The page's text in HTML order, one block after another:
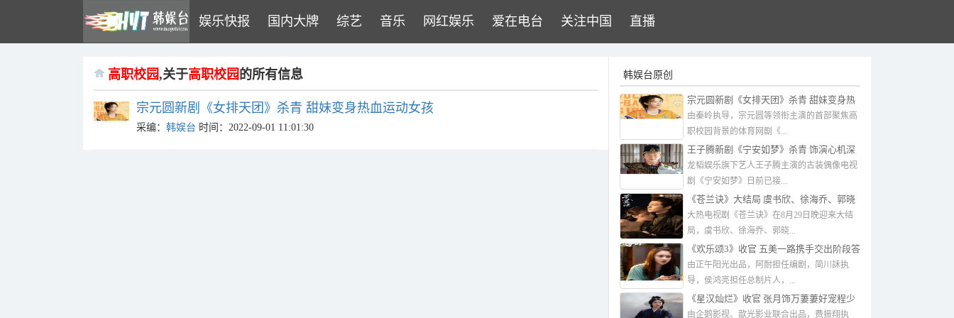
娱乐快报 国内大牌 综艺 音乐 网红娱乐 爱在电台 关注中国 直播
高职校园,关于高职校园 的所有信息
宗元圆新剧《女排天团》杀青 甜妹变身热血运动女孩
采编： 韩娱台 时间：2022-09-01 11:01:30
韩娱台原创
宗元圆新剧《女排天团》杀青 甜妹变身热
血运动女孩
由秦岭执导，宗元圆等领衔主演的首部聚焦高
职校园背景的体育网剧《...
王子腾新剧《宁安如梦》杀青 饰演心机深
沉的反派武将
龙韬娱乐旗下艺人王子腾主演的古装偶像电视
剧《宁安如梦》日前已接...
《苍兰诀》大结局 虞书欣、徐海乔、郭晓
婷等主演发文告别
大热电视剧《苍兰诀》在8月29日晚迎来大结
局，虞书欣、徐海乔、郭晓...
《欢乐颂3》收官 五美一路携手交出阶段答
卷
由正午阳光出品，阿耐担任编剧，简川訸执
导，侯鸿亮担任总制片人，...
《星汉灿烂》收官 张月饰万萋萋好宠程少
商
由企鹅影视、歆光影业联合出品，费振翔执